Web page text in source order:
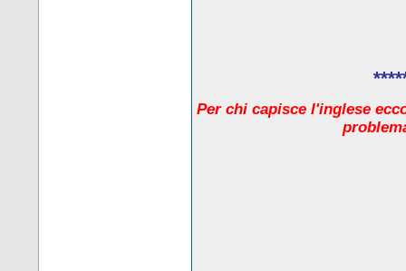
Per chi capisce l'inglese